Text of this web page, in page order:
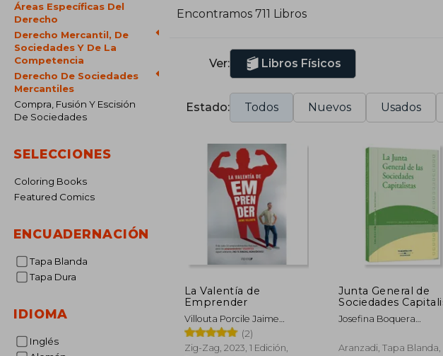
Áreas Específicas Del
Derecho
Derecho Mercantil, De
Sociedades Y De La
Competencia
Derecho De Sociedades
Mercantiles
Compra, Fusión Y Escisión
De Sociedades
SELECCIONES
Coloring Books
Featured Comics
ENCUADERNACIÓN
Tapa Blanda
Tapa Dura
IDIOMA
Inglés
Encontramos 711 Libros
Ver: Libros Físicos
Estado: Todos Nuevos Usados
La Valentía de
Emprender
Villouta Porcile Jaime
Orlando
(2)
Zig-Zag, 2023, 1 Edición,
Junta General de
Sociedades
Josefina Boquera
Aranzadi, Tapa Blanda,